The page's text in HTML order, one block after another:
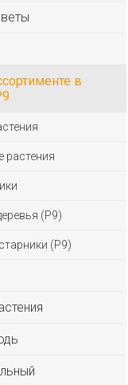
в
растения
(Р9)
(Р9)